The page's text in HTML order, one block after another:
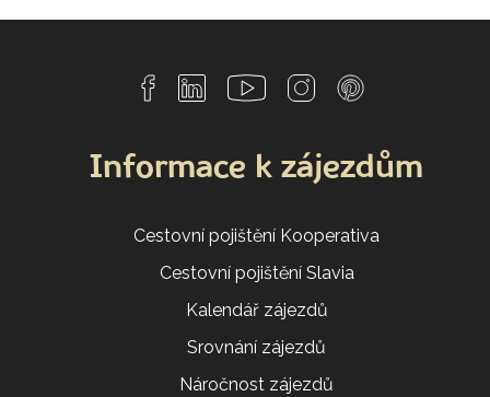
Informace k zájezdům
Cestovní pojištění Kooperativa
Cestovní pojištění Slavia
Kalendář zájezdů
Srovnání zájezdů
Náročnost zájezdů